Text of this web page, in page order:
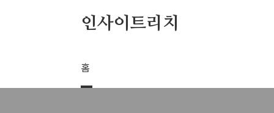
인사이트리치
홈